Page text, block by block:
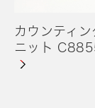
カウンティン
ニット